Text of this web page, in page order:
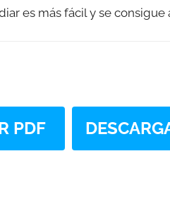
es más fácil y se
PDF